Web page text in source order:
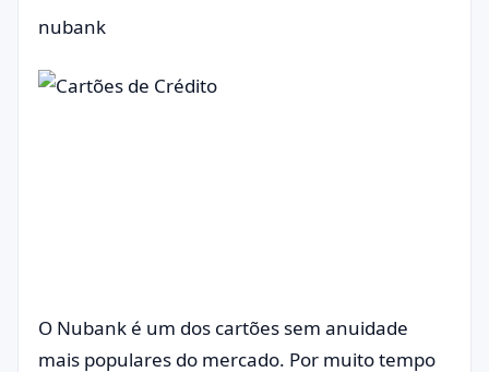
nubank
O Nubank é um dos cartões sem anuidade
mais populares do mercado. Por muito tempo